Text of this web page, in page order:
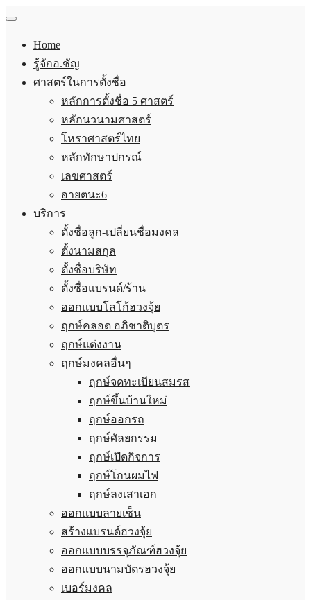
Home
รู้จักอ.ชัญ
ศาสตร์ในการตั้งชื่อ
หลักการตั้งชื่อ 5 ศาสตร์
หลักนวนามศาสตร์
โหราศาสตร์ไทย
หลักทักษาปกรณ์
เลขศาสตร์
อายตนะ6
บริการ
ตั้งชื่อลูก-เปลี่ยนชื่อมงคล
ตั้งนามสกุล
ตั้งชื่อบริษัท
ตั้งชื่อแบรนด์/ร้าน
ออกแบบโลโก้ฮวงจุ้ย
ฤกษ์คลอด อภิชาติบุตร
ฤกษ์แต่งงาน
ฤกษ์มงคลอื่นๆ
ฤกษ์จดทะเบียนสมรส
ฤกษ์ขึ้นบ้านใหม่
ฤกษ์ออกรถ
ฤกษ์ศัลยกรรม
ฤกษ์เปิดกิจการ
ฤกษ์โกนผมไฟ
ฤกษ์ลงเสาเอก
ออกแบบลายเซ็น
สร้างแบรนด์ฮวงจุ้ย
ออกแบบบรรจุภัณฑ์ฮวงจุ้ย
ออกแบบนามบัตรฮวงจุ้ย
เบอร์มงคล